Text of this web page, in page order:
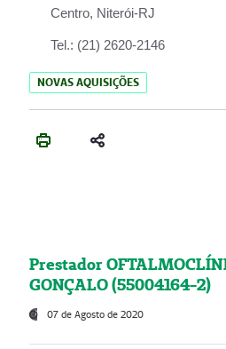
Centro, Niterói-RJ
Tel.: (21) 2620-2146
NOVAS AQUISIÇÕES
Prestador
GONÇALO (55004164-2)
07 de Agosto de 2020